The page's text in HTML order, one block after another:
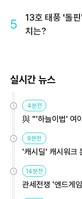
5
13호 태풍 '돌
치는?
실시간 뉴스
4분전
與 "'하늘이법' 여
9분전
'캐시딜' 캐시워크
14분전
관세전쟁 '엔드게
용해야